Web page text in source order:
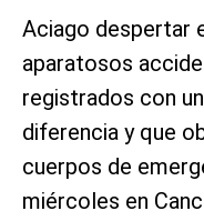
Aciago despertar
aparatosos
registrados con
diferencia y que
cuerpos de
miércoles en